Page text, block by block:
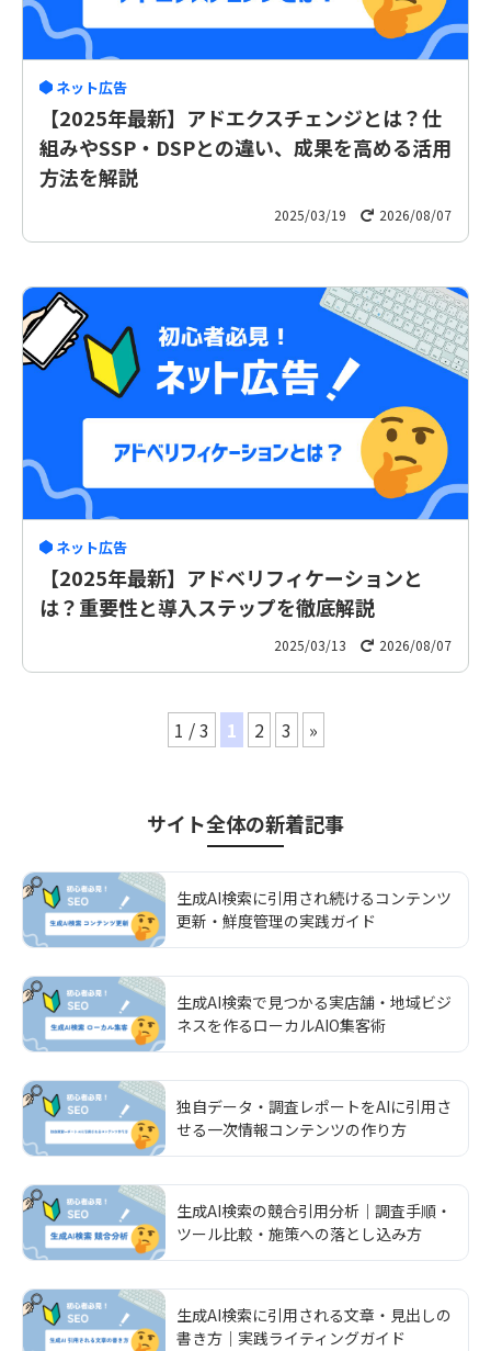
ネット広告
【2025年最新】アドエクスチェンジとは？仕
組みやSSP・DSPとの違い、成果を高める活用
方法を解説
2025/03/19 2026/08/07
ネット広告
【2025年最新】アドベリフィケーションと
は？重要性と導入ステップを徹底解説
2025/03/13 2026/08/07
1 / 3 1 2 3 »
サイト全体の新着記事
生成AI検索に引用され続けるコンテンツ
更新・鮮度管理の実践ガイド
生成AI検索で見つかる実店舗・地域ビジ
ネスを作るローカルAIO集客術
独自データ・調査レポートをAIに引用さ
せる一次情報コンテンツの作り方
生成AI検索の競合引用分析｜調査手順・
ツール比較・施策への落とし込み方
生成AI検索に引用される文章・見出しの
書き方｜実践ライティングガイド